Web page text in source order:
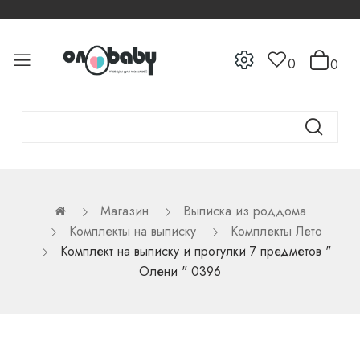
0 0
Магазин
Выписка из роддома
Комплекты на выписку
Комплекты Лето
Комплект на выписку и прогулки 7 предметов "
Олени " 0396